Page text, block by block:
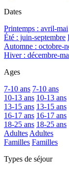
Dates
Printemps : avril-mai
Été : juin-septembre
Automne : octobre-
Hiver : décembre-
Ages
7-10 ans 7-10 ans
10-13 ans 10-13 ans
13-15 ans 13-15 ans
16-17 ans 16-17 ans
18-25 ans 18-25 ans
AdultesAdultes
Familles Familles
Types de séjour